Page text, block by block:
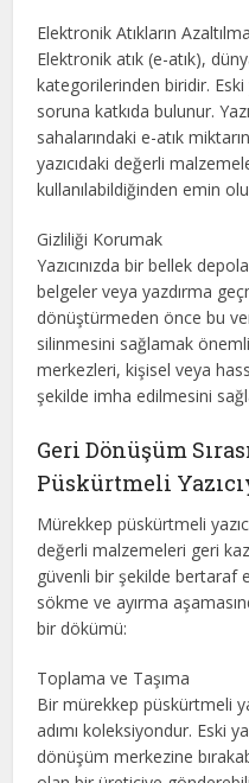
Elektronik Atıkların
Elektronik atık (e-atık),
kategorilerinden biridir. Eski
soruna katkıda bulunur.
sahalarındaki e-atık
yazıcıdaki değerli
kullanılabildiğinden emin
Gizliliği Korumak
Yazıcınızda bir bellek
belgeler veya yazdırma
dönüştürmeden önce bu
silinmesini sağlamak
merkezleri, kişisel veya
şekilde imha edilmesini
Geri Dönüşüm
Püskürtmeli
Mürekkep püskürtmeli
değerli malzemeleri geri
güvenli bir şekilde bertaraf
sökme ve ayırma
bir dökümü:
Toplama ve Taşıma
Bir mürekkep püskürtmeli
adımı koleksiyondur. Eski
dönüşüm merkezine